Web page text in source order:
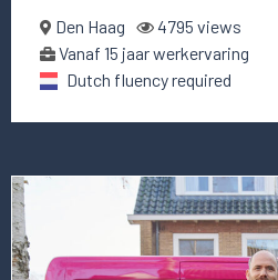
Den Haag
4795 views
Vanaf 15 jaar werkervaring
Dutch fluency required
Lees
meer
over
deze